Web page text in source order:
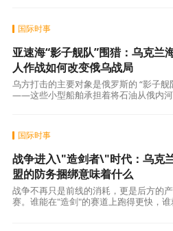
国际时事
亚速海“影子舰队”围猎：乌克兰
人作战如何改变俄乌战局
乌方打击的主要对象是俄罗斯的 “影子舰
——这些小型船舶承担着将石油从俄内河
国际时事
战争进入\"造剑者\"时代：乌克
盟的防务捆绑意味着什么
战争不再只是前线的消耗，更是后方的
赛。谁能在"造剑"的赛道上跑得更快，谁